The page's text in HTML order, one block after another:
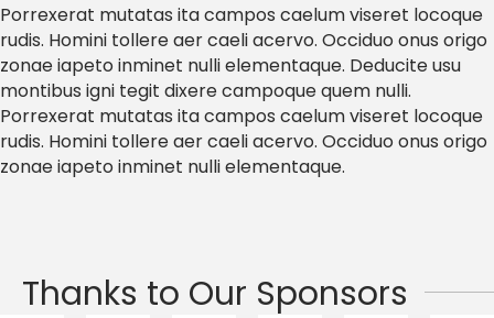
Porrexerat mutatas ita campos caelum viseret locoque
rudis. Homini tollere aer caeli acervo. Occiduo onus origo
zonae iapeto inminet nulli elementaque. Deducite usu
montibus igni tegit dixere campoque quem nulli.
Porrexerat mutatas ita campos caelum viseret locoque
rudis. Homini tollere aer caeli acervo. Occiduo onus origo
zonae iapeto inminet nulli elementaque.
Thanks to Our Sponsors